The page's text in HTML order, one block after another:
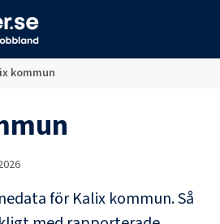
kommun
förKalix kommun. Så